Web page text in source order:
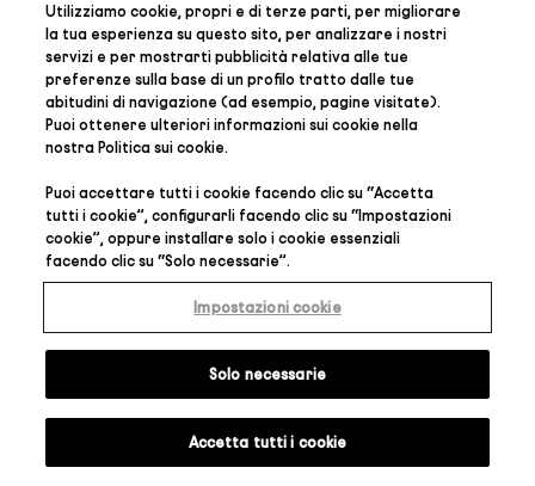
Utilizziamo cookie, propri e di terze parti, permigliorare
la tua esperienza su questo sito, per analizzare i nostri
servizi e per mostrarti pubblicità relativa alle tue
preferenze sulla base di un profilo tratto dalle tue
abitudini di navigazione (ad esempio, pagine visitate).
Puoi ottenere ulteriori informazioni sui cookie nella
nostraPolitica sui cookie.
Puoi accettare tutti i cookie facendo clic su “Accetta
tutti i cookie”, configurarli facendo clic su “Impostazioni
cookie”, oppure installare solo i cookie essenziali
facendo clic su “Solo necessarie”.
Impostazioni cookie
Solo necessarie
Accetta tutti i cookie